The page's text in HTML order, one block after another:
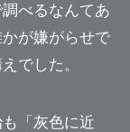
べるなんてあ
が嫌がらせで
でした。
「灰色に近